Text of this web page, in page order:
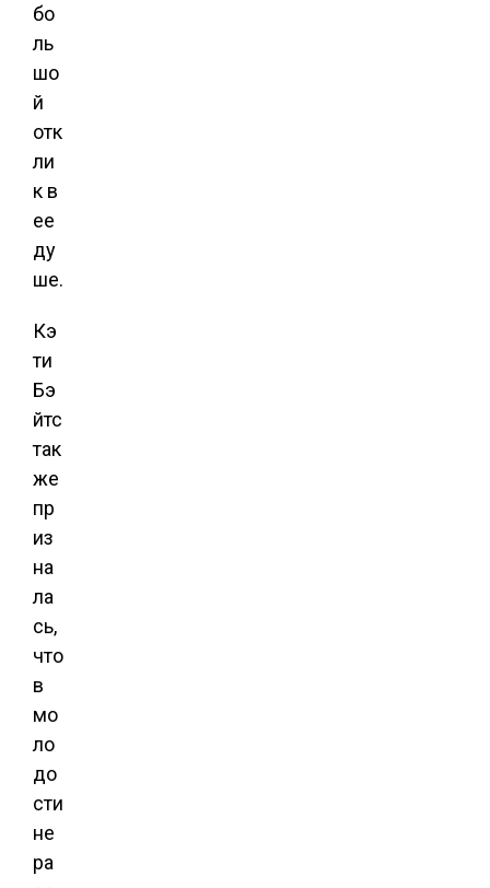
бо
ль
шо
й
отк
ли
к в
ее
ду
ше.
Кэ
ти
Бэ
йтс
так
же
пр
из
на
ла
сь,
что
в
мо
ло
до
сти
не
ра